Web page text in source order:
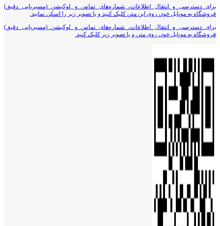
برای دسترسی و انتقال اطلاعات، شماره‌های تماس و لوکیشن (مسیریابی دقیق)
فروشگاه به موبایل خود، روی این متن کلیک کنید و یا تصویر زیر را اسکن نمایید.
برای دسترسی و انتقال اطلاعات، شماره‌های تماس و لوکیشن (مسیریابی دقیق)
فروشگاه به موبایل خود، روی متن و یا تصویر زیر کلیک کنید.